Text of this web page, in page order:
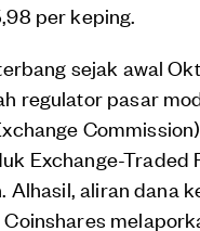
per keping.
sejak awal
regulator pasar
Commission)
Exchange-Traded
Alhasil, aliran dana